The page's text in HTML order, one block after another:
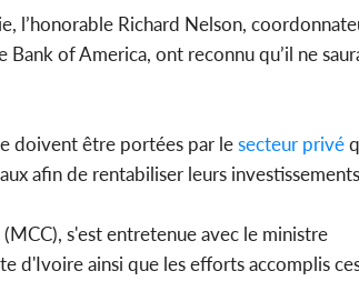
l’honorable Richard Nelson,
of America, ont reconnu qu’il ne
doivent être portées par lesecteur privé
afin de rentabiliser leurs
s'est entretenue avec le ministre
d'Ivoire ainsi que les efforts accomplis